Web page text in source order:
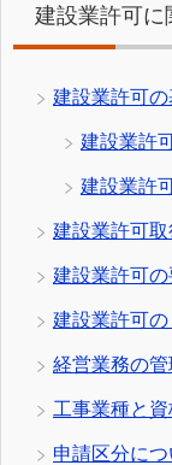
建設業許可に
建設業許可
建設業許
建設業許
建設業許可取
建設業許可
建設業許可
経営業務の
工事業種と資
申請区分につ